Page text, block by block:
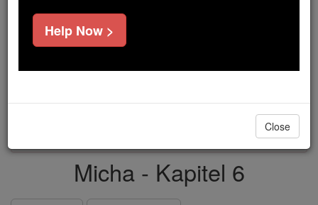
tools serving over
families worldwide. Our founders, now in their 70's,
and keep Catholic education free for all. Stand with us
Micha - Kapitel 6
Help Now >
Close